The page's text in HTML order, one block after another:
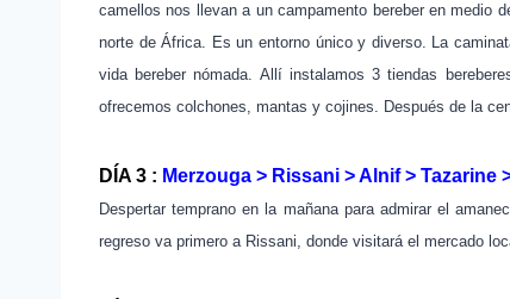
camellos nos llevan a un campamento bereber en medio
norte de África. Es un entorno único y diverso. La
vida bereber nómada. Allí instalamos 3 tiendas
ofrecemos colchones, mantas y cojines. Después de la
DÍA 3 : Merzouga > Rissani > Alnif > Tazarine
Despertar temprano en la mañana para admirar el
regreso va primero a Rissani, donde visitará el mercado